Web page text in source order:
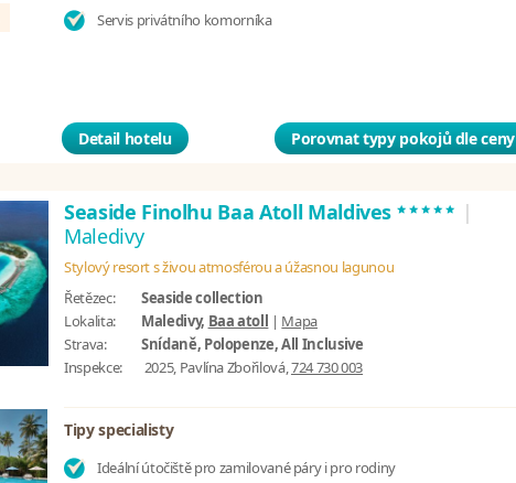
Servis privátního komorníka
Detail hotelu Porovnat typy pokojů dle ceny
Seaside Finolhu Baa Atoll Maldives ***** |
Maledivy
Stylový resort s živou atmosférou a úžasnou lagunou
Řetězec:
Seaside collection
Lokalita:
Maledivy, Baa atoll | Mapa
Strava:
Snídaně, Polopenze, All Inclusive
Inspekce:
2025, Pavlína Zbořilová,724 730 003
Tipy specialisty
Ideální útočiště pro zamilované páry i pro rodiny